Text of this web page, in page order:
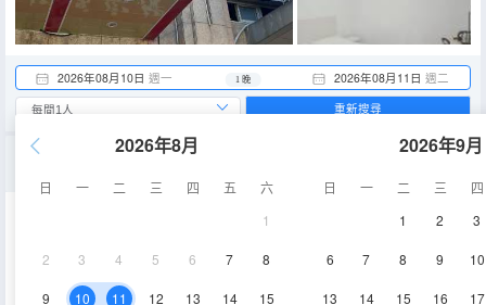
2026年08月10日 週一 2026年08月11日 週二
1 晚
2026年8月
日 一 二 三 四 五
六
1
2 3 4 5 6 7 8
9 10 11 12 13 14 15
2026年9月
日 一 二 三
四
1
2 3
6 7 8 9 10
13 14 15 16 17
重新搜尋
12-18㎡ 空調